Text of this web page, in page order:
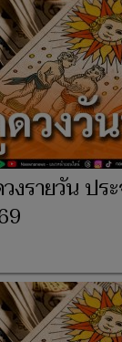
งรายวัน ปร